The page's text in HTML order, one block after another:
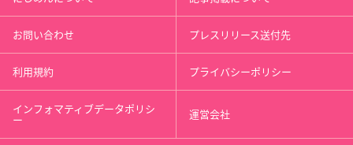
お問い合わせ プレスリリース送付先
利用規約 プライバシーポリシー
インフォマティブデータポリシ
ー 運営会社